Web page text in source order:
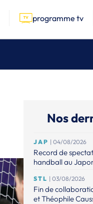
programme tv
Nos
JAP | 04/08/2026
Record de
handball au
STL | 03/08/2026
Fin de
et Théophile